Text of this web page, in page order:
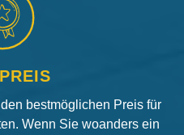
bestmöglichen Preis für
Wenn Sie woanders ein